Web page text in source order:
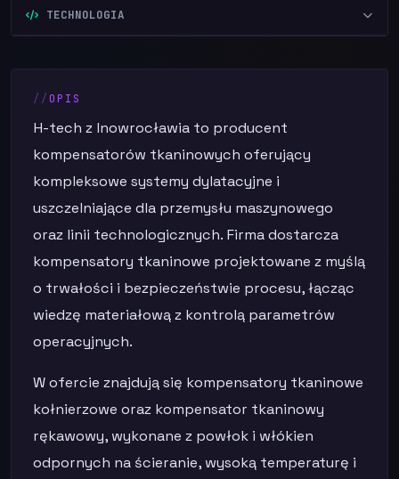
TECHNOLOGIA
OPIS
H-tech z Inowrocławia to producent
kompensatorów tkaninowych oferujący
kompleksowe systemy dylatacyjne i
uszczelniające dla przemysłu maszynowego
oraz linii technologicznych. Firma dostarcza
kompensatory tkaninowe projektowane z myślą
o trwałości i bezpieczeństwie procesu, łącząc
wiedzę materiałową z kontrolą parametrów
operacyjnych.
W ofercie znajdują się kompensatory tkaninowe
kołnierzowe oraz kompensator tkaninowy
rękawowy, wykonane z powłok i włókien
odpornych na ścieranie, wysoką temperaturę i